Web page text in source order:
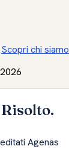
Scopri chi siamo
Agenas